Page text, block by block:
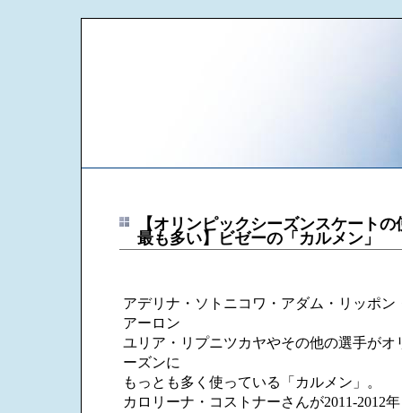
【オリンピックシーズンスケート
最も多い】ビゼーの「カルメン」
アデリナ・ソトニコワ・アダム・リッポン
アーロン
ユリア・リプニツカヤやその他の選手がオ
ーズンに
もっとも多く使っている「カルメン」。
カロリーナ・コストナーさんが2011-2012年